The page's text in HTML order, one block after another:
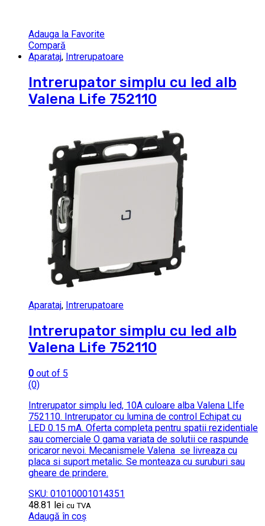
Adauga la Favorite
Compară
Aparataj, Intrerupatoare
Intrerupator simplu cu led alb
Valena Life 752110
Aparataj, Intrerupatoare
Intrerupator simplu cu led alb
Valena Life 752110
0 out of 5
(0)
Intrerupator simplu led, 10A culoare alba Valena LIfe
752110. Intrerupator cu lumina de control Echipat cu
LED 0.15 mA. Oferta completa pentru spatii rezidentiale
sau comerciale O gama variata de solutii ce raspunde
oricaror nevoi. Mecanismele Valena se livreaza cu
placa si suport metalic. Se monteaza cu suruburi sau
gheare de prindere.
SKU: 01010001014351
48.81 lei cu TVA
Adaugă în coș